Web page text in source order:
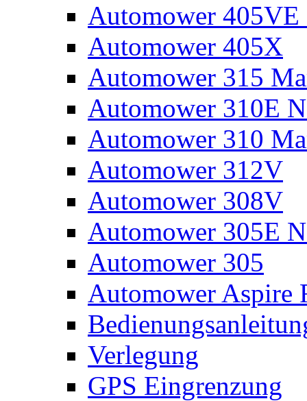
Automower 405VE
Automower 405X
Automower 315
Automower 310E
Automower 310
Automower 312V
Automower 308V
Automower 305E
Automower 305
Automower Aspire
Verlegung
GPS Eingrenzung